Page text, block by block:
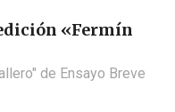
«Fermín
de Ensayo Breve